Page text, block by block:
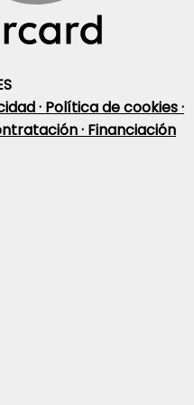
· Política de cookies ·
· Financiación